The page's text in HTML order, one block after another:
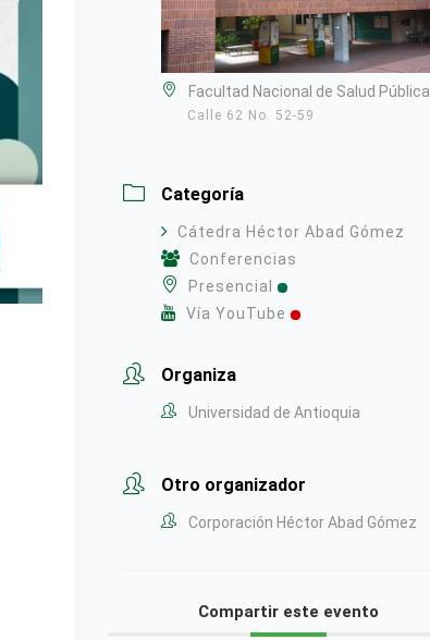
Facultad Nacional de Salud Pública
Calle 62 No. 52-59
Categoría
Cátedra Héctor Abad Gómez
Conferencias
Presencial
Vía YouTube
Organiza
Universidad de Antioquia
Otro organizador
Corporación Héctor Abad Gómez
Compartir este evento